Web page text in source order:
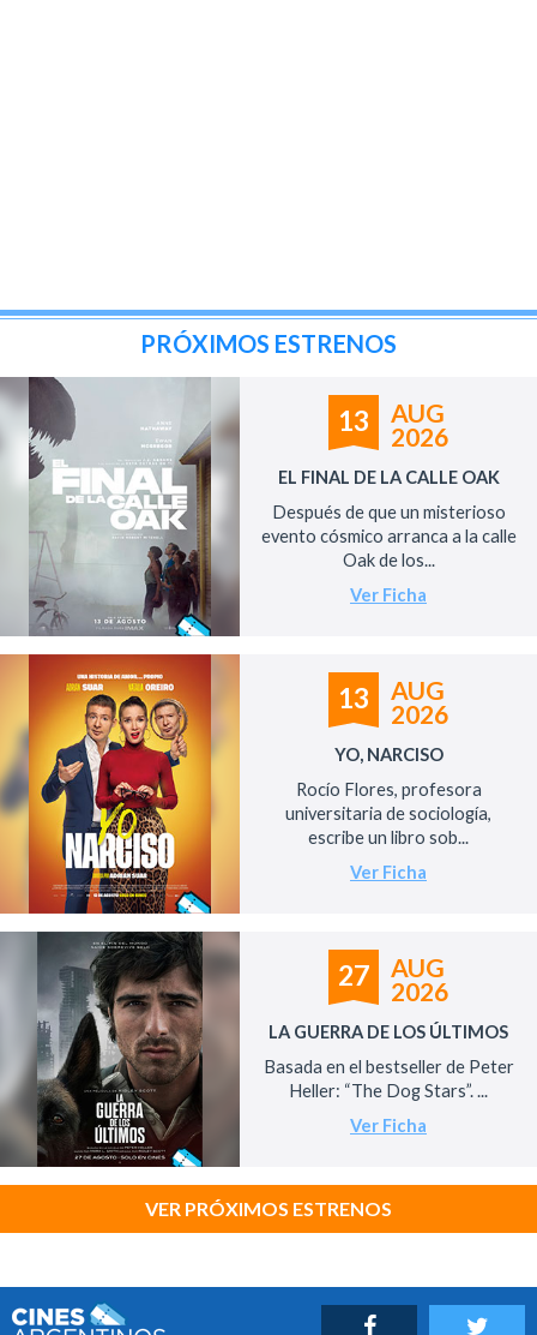
PRÓXIMOS ESTRENOS
13
AUG
2026
EL FINAL DE LA CALLE OAK
Después de que un misterioso
evento cósmico arranca a la calle
Oak de los...
Ver Ficha
13
AUG
2026
YO, NARCISO
Rocío Flores, profesora
universitaria de sociología,
escribe un libro sob...
Ver Ficha
27
AUG
2026
LA GUERRA DE LOS ÚLTIMOS
Basada en el bestseller de Peter
Heller: “The Dog Stars”. ...
Ver Ficha
VER PRÓXIMOS ESTRENOS